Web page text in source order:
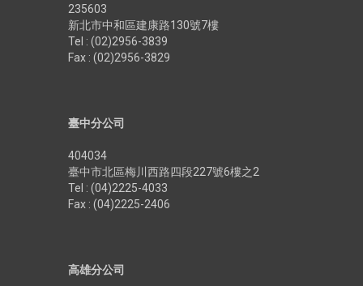
235603
新北市中和區建康路130號7樓
Tel : (02)2956-3839
Fax : (02)2956-3829
臺中分公司
404034
臺中市北區梅川西路四段227號6樓之2
Tel : (04)2225-4033
Fax : (04)2225-2406
高雄分公司